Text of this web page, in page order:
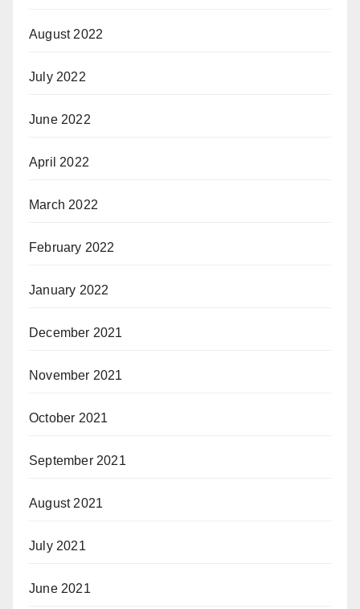
August 2022
July 2022
June 2022
April 2022
March 2022
February 2022
January 2022
December 2021
November 2021
October 2021
September 2021
August 2021
July 2021
June 2021